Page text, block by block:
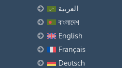
العربية
বাংলাদেশ
English
Français
Deutsch